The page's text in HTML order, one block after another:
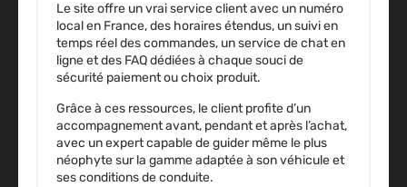
Le site offre un vrai service client avec un numéro
local en France, des horaires étendus, un suivi en
temps réel des commandes, un service de chat en
ligne et des FAQ dédiées à chaque souci de
sécurité paiement ou choix produit.
Grâce à ces ressources, le client profite d’un
accompagnement avant, pendant et après l’achat,
avec un expert capable de guider même le plus
néophyte sur la gamme adaptée à son véhicule et
ses conditions de conduite.